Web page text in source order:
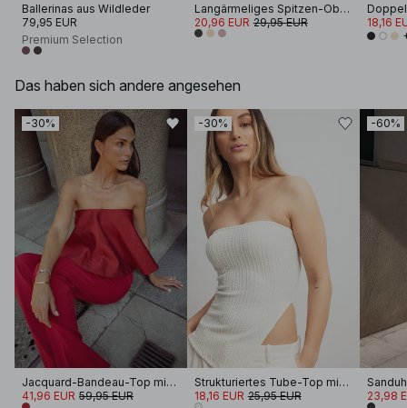
Ballerinas aus Wildleder
79,95 EUR
Premium Selection
Langärmeliges Spitzen-Oberteil
20,96 EUR 29,95 EUR
18,16
Das haben sich andere angesehen
-30%
Jacquard-Bandeau-Top mit Volumen
41,96 EUR 59,95 EUR
-30%
Strukturiertes Tube-Top mit Seitenschlitz
18,16 EUR 25,95 EUR
-60%
23,98